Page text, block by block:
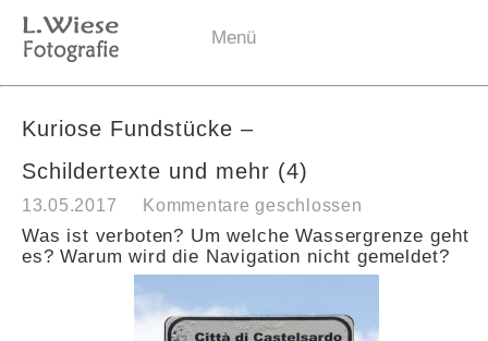
Menü
Kuriose Fundstücke –
Schildertexte und mehr (4)
13.05.2017 Kommentare geschlossen
Was ist verboten? Um welche Wassergrenze geht
es? Warum wird die Navigation nicht gemeldet?